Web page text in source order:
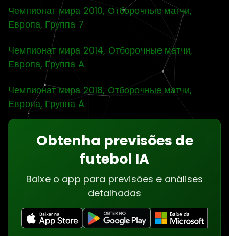
Чемпионат мира 2010, Отборочные матчи,
Европа, Группа 7
Чемпионат мира 2014, Отборочные матчи,
Европа, Группа A
Чемпионат мира 2018, Отборочные матчи,
Европа, Группа A
Obtenha previsões de
futebol IA
Baixe o app para previsões e análises
detalhadas